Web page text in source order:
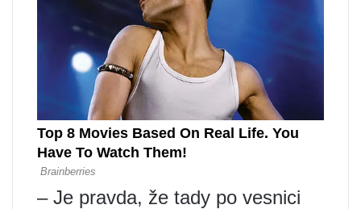
– Je pravda, že tady po vesnici